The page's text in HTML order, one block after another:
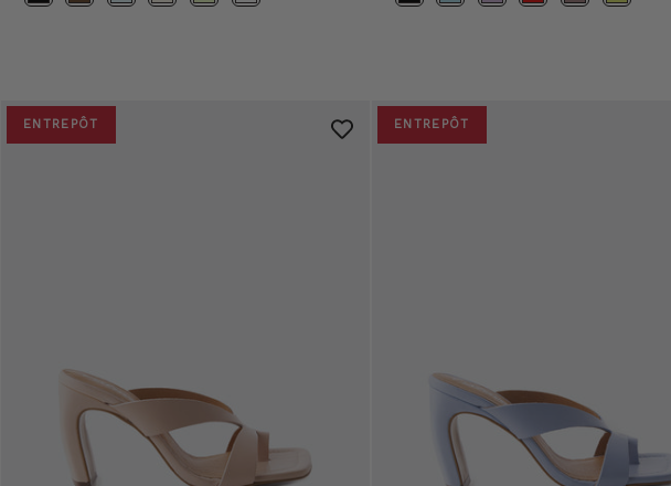
ENTREPÔT ENTREPÔT